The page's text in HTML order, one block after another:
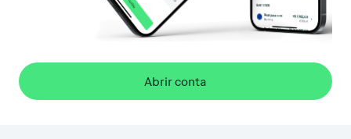
Abrir conta